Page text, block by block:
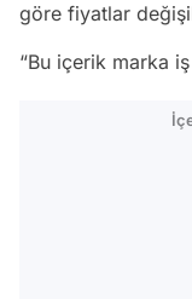
göre fiyatlar
“Bu içerik marka